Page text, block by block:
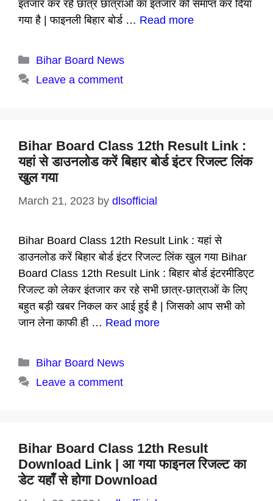
इंतजार कर रहे छात्र छात्राओं का इंतजार को समाप्त कर दिया
गया है | फाइनली बिहार बोर्ड … Read more
Categories
Bihar Board News
Leave a comment
Bihar Board Class 12th Result Link :
यहां से डाउनलोड करें बिहार बोर्ड इंटर रिजल्ट लिंक
खुल गया
March 21, 2023 by dlsofficial
Bihar Board Class 12th Result Link : यहां से
डाउनलोड करें बिहार बोर्ड इंटर रिजल्ट लिंक खुल गया Bihar
Board Class 12th Result Link : बिहार बोर्ड इंटरमीडिएट
रिजल्ट को लेकर इंतजार कर रहे सभी छात्र-छात्राओं के लिए
बहुत बड़ी खबर निकल कर आई हुई है | जिसको आप सभी को
जान लेना काफी ही … Read more
Categories
Bihar Board News
Leave a comment
Bihar Board Class 12th Result
Download Link | आ गया फाइनल रिजल्ट का
डेट यहाँ से होगा Download